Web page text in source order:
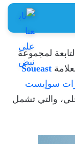
لمجموعة
Soueast
سوإيست
والتي تشمل